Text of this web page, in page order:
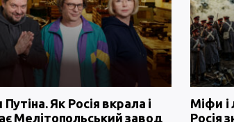
Як Росія вкрала і
Мелітопольський завод
Міфи і
Росія